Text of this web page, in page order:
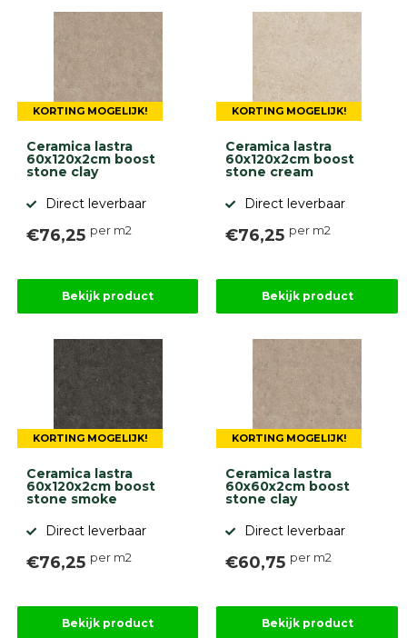
KORTING MOGELIJK!
Ceramica lastra
60x120x2cm boost
stone clay
Direct leverbaar
€76,25 per m2
Bekijk product
KORTING MOGELIJK!
Ceramica lastra
60x120x2cm boost
stone cream
Direct leverbaar
€76,25 per m2
Bekijk product
KORTING MOGELIJK!
Ceramica lastra
60x120x2cm boost
stone smoke
Direct leverbaar
€76,25 per m2
Bekijk product
KORTING MOGELIJK!
Ceramica lastra
60x60x2cm boost
stone clay
Direct leverbaar
€60,75 per m2
Bekijk product